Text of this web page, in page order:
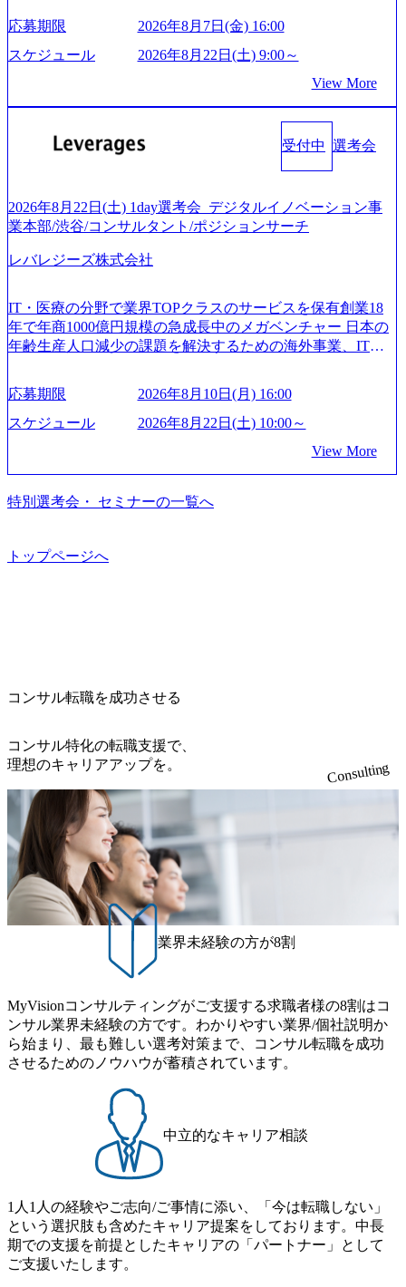
ィ領域における地域活性アプリ企画支援及び実行支援 ・ロ
業支援 ※その他新規事業や既存デジタルトランスフォーメ
ーションの案件が多数 ● コンサルタント プロジェクトにお
プロジェクトにおける課題/リスク管理などを担当。 ● シニ
アコンサルタント プロジェクトメンバーとしてプロジェク
トの一領域を担う。主な作業としては、As-Is分析、仮説構
ィスカッションペ ーパーの作成などを担当。 ● 裁量権 弊社
は2019年11月に設立され、成長期といわれるフェーズにあ
ります。 事業・組織を拡大していく時期のため、メンバー
や組織がスケールしていく過程を体感できます。 また、希
参加できる環境です。 自ら案件を取り、プロジェクト体制
を作っていくことも可能です。 ● 事業会社機能にも携われ
る 弊社にはコンサルティング事業以外にもSaaSプロダク
ることも可能です。コンサルタントとしての経験を活かし
ながら自らプロダクト開発や自社の業務改善ができます。
(希望者のみとなります) ● BIG4・アクセンチュアをはじめ
います ● 平均年齢は35歳で、幅広い年齢の方が活躍してい
ます ● インダストリー・ソリューションで区切られていな
い組織です(ワンプール制) ● 海外事業拠点をシンガポールに
ン八重洲 八重洲セントラルタワー8階 受動喫煙対策 : 執務室
かの実務経験を有する方 - MBB及び戦略ファームでのコ
ンサルティング経験2年以上 - BIG4のStrategy部門におけ
ミュニケーション能力をお持ちの方 ・最新のトレンド・テ
ーマや事例にキャッチアップし、バイタリティーを持って
向を把握し、クライアントや自社への提案などに積極的に
関わることができる方 ・スケジューリング(優先順位付け含
む)など、ビジネスベーシックスキルが習得できている方
と幸いです ※1day選考会のご参加希望の方は、事前にGAB
試験を受検いただきます(受験期限は1day選考会実施日の3日
前まで)。 ※ただし、30代以上のコンサルファーム経験3年
以上の方はGAB受検免除、書類選考のみ。 書類選考通過後
に、GAB試験に合格している方へ1day選考会当日のご案内
をさせていただきます。 急速なグローバル化により既存事
業では成長戦略を描く事が困難になった大手企業をサポー
す。 (1)既存または新規大手事業会社から依頼された「経営
戦略」等のコンサルティング支援を行います。クライアン
トは各業界上位5社をターゲットとし、特にCXOクラスから
「新規事業戦略」「既存事業のトランスフォーメーショ
案件をメインとしたコンサルティングを行います ＜プロジ
ェクト一部抜粋＞ ・海外事業(新規・既存)事業のビジネス
モデル検討支援 ・金融領域におけるAIを活用した事業戦略
域における地域活性アプリ企画支援及び実行支援 ・ロボテ
援 ※その他新規事業や既存デジタルトランスフォーメーシ
ョンの案件が多数 ● マネージャー プロジェクトの管理者と
ケーション、成果物の品質管理、メンバーの育成などを担
う。プロジェクト全体の品質管理や、会社経営の観点から
てプロジェクト全体の品質担保やマネジメント全般を担
り、クライアントとのリレーションを発展・拡大させるこ
とをミッションとする。自社へ提言の質を常に高く担保す
る責任を担う。 ● 裁量権 弊社は2019年11月に設立され、成
長期といわれるフェーズにあります。 事業・組織を拡大し
ていく時期のため、メンバーや組織がスケールしていく過
程を体感できます。 また、希望者はパートナー以外でも大
手役員の方へのセールスにも参加できる環境です。 自ら案
件を取り、プロジェクト体制を作っていくことも可能で
す。 ● 事業会社機能にも携われる 弊社にはコンサルティン
グ事業以外にもSaaSプロダクト・メディア・地方創生事業
があるため、上記事業に携わることも可能です。コンサル
タントとしての経験を活かしながら自らプロダクト開発や
自社の業務改善ができます。(希望者のみとなります) ● BIG
4・アクセンチュアをはじめとした大手外資系コンサルファ
ーム出身者が多く集まっています ● 平均年齢は35歳で、幅
広い年齢の方が活躍しています ● インダストリー・ソリュ
ーションで区切られていない組織です(ワンプール制) ● 海外
事業拠点をシンガポールに設立し、グローバル案件に対応
するコンサルティング体制を構築しています 東京都中央区
八重洲2-2-1 東京ミッドタウン八重洲 八重洲セントラルタワ
ー8階 受動喫煙対策 : 執務室内禁煙、ビル内喫煙室あり WE
B 書類選考通過後に、GAB試験に合格している方 ● テクノ
ロジーコンサルタント ・4年生大学卒業に限る ・大手総合
サルティング経験5年以上 ● 戦略コンサルタント ・4年生大
学卒業に限る ・以下のいずれかの実務経験を有する方
- MBB及び戦略ファームでのコンサルティング経験2年以
上 - BIG4のStrategy部門におけるコンサルティング経験2
グ領域からその実行的側面であるITサービスの提供まで一
貫して支援する総合系・IT系ファームである あらゆる産業
において非常に良質な顧客基盤を築いており、Fortune Globa
手掛けたプロジェクトは「ファーストリテイリングにおけ
るグローバル化」「資生堂グループのDX化支援」「ヴィヴ
ンサルティング活動のみならず、2021年にはKDDIと合弁会
社「ARISE analytics」を設立し、人工知能とデータアナリテ
ジタル人材育成の支援も盛んに行う 採用資料 (https://www.ac
centure.com/content/dam/accenture/final/accenture-com/document-
いて (https://www.accenture.com/content/dam/accenture/final/caree
のキャリアブログ (https://www.accenture.com/jp-ja/blogs/japan-
careers-blog) 江川社長が語る「105点経営」 (https://business.ni
kkei.com/atcl/gen/19/00604/021600008/) 規模拡大で成功する理
由【コンサル業界俯瞰マップ】 (https://diamond.jp/articles/-/34
材が集結するワケ (https://markezine.jp/article/detail/45446) エン
ジニアからコンサルタントへ。会社に入って、何が変わっ
た？ (https://www.businessinsider.jp/post-288838) プラダ：ラグ
ジュアリー製品のパーソナライゼーション (https://www.acce
m/jp-ja/case-studies/consulting/taisho-pharmaceutical)（ストラテ
s://www.accenture.com/jp-ja/case-studies/communications-media/so
ス） 世界49カ国に約73万人以上（2024年5月時点）の社員を
擁し、世界120以上の国の企業を顧客に売上641億ドルを誇
を上回る規模感)、営業利益率も約15％と驚異的な数字とな
っている、売上・従業員数共にこの8年間で4倍近くの成長
を遂げていることから、今後も高い成長が見込まれる 多く
の技術者を抱えており、アビームコンサルティングに続い
て日本国内2番目にSAP認定コンサルタント制度の有資格者
数が多く、特にIT領域に強みを持つ グローバルのポジショ
ンに自由に応募できる社内の転職ツール「キャリアズ・マ
ーケットプレイス」が存在し、本ツールを活用で上司の引
き留めを受けずに移動が可能である（異動者は年間約1,000
名） 残業時間や有休取得率など約10項目を数値化すること
で、実行前後で離職率を半減させることに成功した 18時以
降の会議を原則禁止としているほか、在宅勤務制度の全社
展開、ハラスメント抑止に向けた研修の拡充、社外窓口設
置など徹底的な仕組み化を推進する 育休取得率は男性6
5%、女性100%と全国平均を上回る実績を持ち、女性の管理
職率も21.8%（2023年12月時点）とフレキシブルな働き方を
提供 2026年8月22日(土) 9:00～19:30頃 ※選考会参加人数に
より変動 2026年8月7日(金) 16:00 参加予定DTE ① MRS-IMS
(旧ITXO-IMS) ② TS&T(旧TS&A) ③ CyberSecurity ④ IES ⑤ I
TS-Fukuoka ⑥ AMS-PRD ⑦ AMS-H&PS オンライン (Teams)
応募期限
2026年8月7日(金) 16:00
スケジュール
2026年8月22日(土) 9:00～
View More
受付中 選考会
2026年8月22日(土) 1day選考会_デジタルイノベーション事
業本部/渋谷/コンサルタント/ポジションサーチ
レバレジーズ株式会社
IT・医療の分野で業界TOPクラスのサービスを保有創業18
年で年商1000億円規模の急成長中のメガベンチャー 日本の
年齢生産人口減少の課題を解決するための海外事業、IT事
以上の事業を展開する オールインハウスの組織体制をとっ
ており社内で新しい事業開発などの人員調達できる 独立資
本経営をとっており、事業創造の自由度が高い https://storag
s/20240925162633_7242d0de-3e54-4f03-b076-00318d5c0dff_120
0x644.webp レバレジーズ株式会社 会社説明資料 (https://spea
kerdeck.com/leverages/leverages-hui-she-shao-jie-zi-liao-zhong-tu-
cai-yong-xiang-ke) 「働く人」「事業・サービス」「カルチャ
ps://melev.leverages.jp/) レバレジーズグローバル、大分県より
「外国人留学生等受入環境整備事業委託業務」を受託 (http
UI) レバレジーズで活躍するメンバー紹介！〜 営業職種編
来黒字を維持し、急成長中でありながら安定した事業を展
開し、高い安定性を持つ企業へと成長している 10年後に1兆
円を目指す日本にもなかなかないメガベンチャー。創業か
ら黒字経営。年間130%成長 https://storage.googleapis.com/our-
vision-production.appspot.com/public/images/20251030164405_5c
527843-d227-4df8-b86c-5587f843fdf6_1200x471.webp https://stor
age.googleapis.com/our-vision-production.appspot.com/public/imag
es/20251030164946_dc0888f6-0539-4887-84d7-34c8d8544226_1
200x666.webp 年間100億円規模の投資の元、10以上もの新規
事業を立ち上げているため様々な業界を経験することが可
能 社内転職が活発であり、多様なスキルを1社で身に着ける
ことが可能 事業開発・運用を内包かする「オールインハウ
ス」型の組織体。社内スカウトや社内公募制度を用いて主
体的かつ柔軟なキャリア形成が可能。 https://storage.googleap
165942_70f09968-1b27-43e6-b849-1cd107c4f488_1200x698.web
p ## 働き方／WLB／待遇 内装8億円超のかっこいいオフィ
スがあり、 働き甲斐のあるランキング、新卒注目ランキン
グ受賞歴多数 あえての未上場であり株主からの圧力がない
的な成長を若手に任せられる環境 対面でのコミュニケーシ
ョンメリットを重視するため出社勤務。1日の労働時間平均
9.2時間、有休消化率81%(2024年度の年間データ、エンジニ
ア組織） 2026年8月22日(土) 10:00～最長16:00 2026年8月10
日(月) 16:00 ※応募者が定員を上回る場合は、厳正なる審査
の上参加者を決定させていただきます。ご了承ください。
● 当日の流れ 受付 → 会社説明会 → 面接(会社説明会終了
後、随時ご案内) ※全てリモートにて実施します。 ※参加
される方に個別に当日の面接案内をお送りいたします。 ※
通常の選考フローと異なり、事前に適性検査をご受検いた
応募期限
2026年8月10日(月) 16:00
スケジュール
2026年8月22日(土) 10:00～
View More
特別選考会・ セミナーの一覧へ
トップページへ
コンサル転職を成功させる
コンサル特化の転職支援で、
理想のキャリアアップを。
Consulting
業界未経験の方が8割
MyVisionコンサルティングがご支援する求職者様の8割はコ
ンサル業界未経験の方です。わかりやすい業界/個社説明か
ら始まり、最も難しい選考対策まで、コンサル転職を成功
させるためのノウハウが蓄積されています。
中立的なキャリア相談
1人1人の経験やご志向/ご事情に添い、「今は転職しない」
という選択肢も含めたキャリア提案をしております。中長
期での支援を前提としたキャリアの「パートナー」として
ご支援いたします。